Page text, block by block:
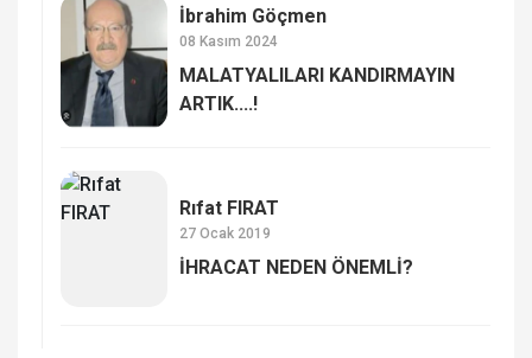
İbrahim Göçmen
08 Kasım 2024
MALATYALILARI KANDIRMAYIN
ARTIK....!
Rıfat FIRAT
27 Ocak 2019
İHRACAT NEDEN ÖNEMLİ?